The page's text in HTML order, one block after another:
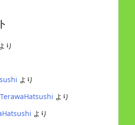
り
より
TerawaHatsushi より
より